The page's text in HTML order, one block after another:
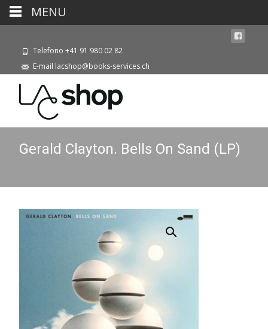
Telefono +41 91 980 02 82
E-mail lacshop@books-services.ch
Gerald Clayton. Bells On Sand (LP)
MENU